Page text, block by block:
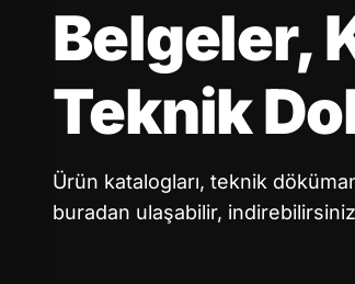
Belgeler,
Teknik
Ürün katalogları, teknik
buradan ulaşabilir,